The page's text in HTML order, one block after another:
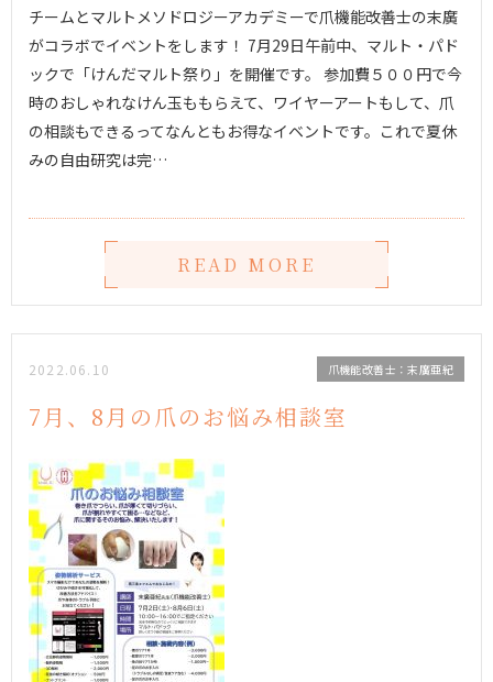
チームとマルトメソドロジーアカデミーで爪機能改善士の末廣
がコラボでイベントをします！ 7月29日午前中、マルト・パド
ックで「けんだマルト祭り」を開催です。 参加費５００円で今
時のおしゃれなけん玉ももらえて、ワイヤーアートもして、爪
の相談もできるってなんともお得なイベントです。これで夏休
みの自由研究は完…
READ MORE
2022.06.10 爪機能改善士：末廣亜紀
7月、8月の爪のお悩み相談室